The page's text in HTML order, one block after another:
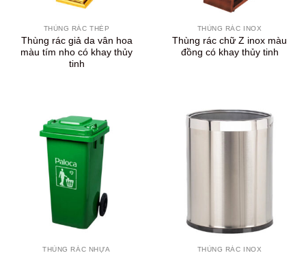
THÙNG RÁC THÉP
Thùng rác giả da vân hoa
màu tím nho có khay thủy
tinh
THÙNG RÁC INOX
Thùng rác chữ Z inox màu
đồng có khay thủy tinh
THÙNG RÁC NHỰA THÙNG RÁC INOX